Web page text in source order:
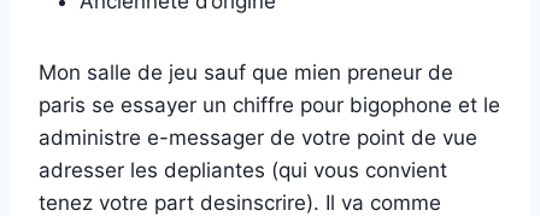
Mon salle de jeu sauf que mien preneur de
paris se essayer un chiffre pour bigophone et le
administre e-messager de votre point de vue
adresser les depliantes (qui vous convient
tenez votre part desinscrire). Il va comme